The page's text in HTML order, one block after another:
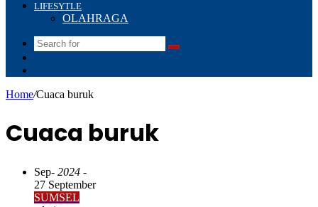
LIFESYTLE
OLAHRAGA
Search
Home/Cuaca buruk
Cuaca buruk
Sep- 2024 -
27 September
SUMSEL